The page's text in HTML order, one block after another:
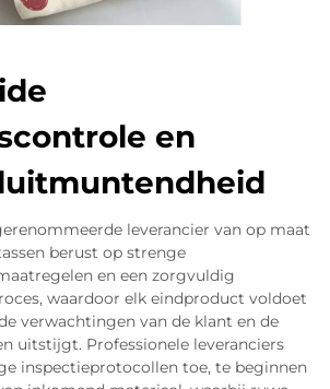
en
leverancier van op maat
berust op strenge
en een zorgvuldig
waardoor elk eindproduct voldoet
verwachtingen van de klant en de
uitstijgt. Professionele leveranciers
inspectieprotocollen toe, te beginnen